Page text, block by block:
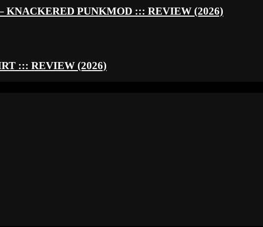
KNACKERED PUNKMOD ::: REVIEW (2026)
::: REVIEW (2026)